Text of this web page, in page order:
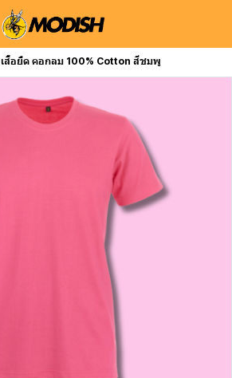
เสื้อยืด คอกลม 100% Cotton สีชมพู